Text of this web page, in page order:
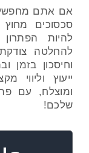
אם אתם מחפשים
סכסוכים
להיות
להחלטה
וחיסכון בזמן
ייעוץ וליווי
ומוצלח, עם
שלכם!